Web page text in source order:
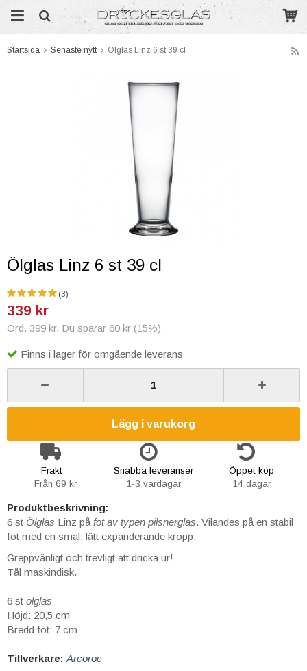
Startsida Senaste nytt Ölglas Linz 6 st 39 cl
Ölglas Linz 6 st 39 cl
(3)
339 kr
Ord. 399 kr. Du sparar 60 kr (15%)
Finns i lager för omgående leverans
Lägg i varukorg
Frakt
Från 69 kr
Snabba leveranser
1-3 vardagar
Öppet köp
14 dagar
Produktbeskrivning:
6 st Ölglas Linz på fot av typen pilsnerglas. Vilandes på en stabil
fot med en smal, lätt expanderande kropp.
Greppvänligt och trevligt att dricka ur!
Tål maskindisk.
6 st ölglas
Höjd: 20,5 cm
Bredd fot: 7 cm
Tillverkare: Arcoroc